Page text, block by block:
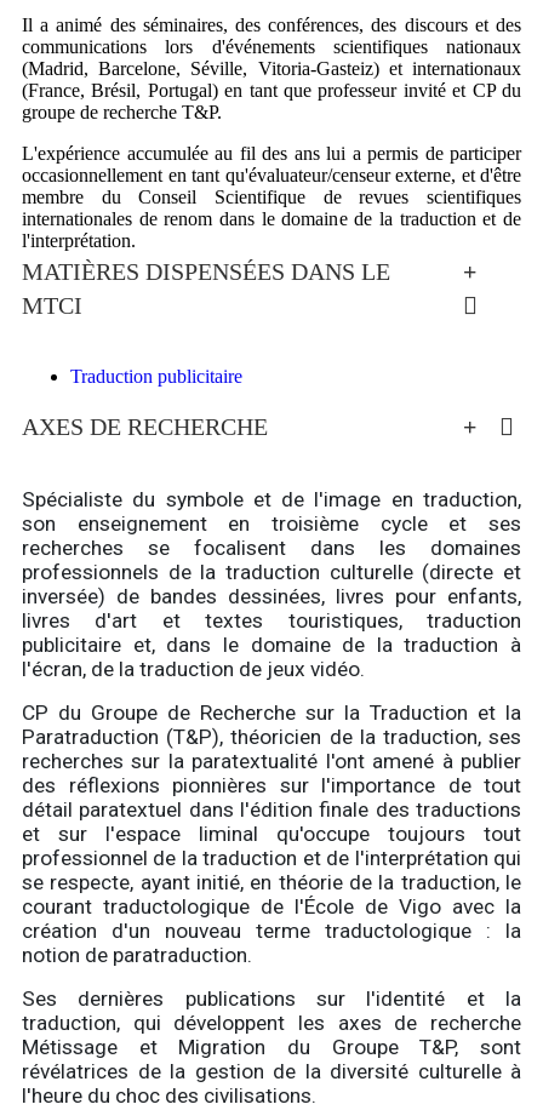
Il a animé des séminaires, des conférences, des discours et des
communications lors d'événements scientifiques nationaux
(Madrid, Barcelone, Séville, Vitoria-Gasteiz) et internationaux
(France, Brésil, Portugal) en tant que professeur invité et CP du
groupe de recherche T&P.
L'expérience accumulée au fil des ans lui a permis de participer
occasionnellement en tant qu'évaluateur/censeur externe, et d'être
membre du Conseil Scientifique de revues scientifiques
internationales de renom dans le domaine de la traduction et de
l'interprétation.
MATIÈRES DISPENSÉES DANS LE
MTCI
Traduction publicitaire
AXES DE RECHERCHE
Spécialiste du symbole et de l'image en traduction,
son enseignement en troisième cycle et ses
recherches se focalisent dans les domaines
professionnels de la traduction culturelle (directe et
inversée) de bandes dessinées, livres pour enfants,
livres d'art et textes touristiques, traduction
publicitaire et, dans le domaine de la traduction à
l'écran, de la traduction de jeux vidéo.
CP du Groupe de Recherche sur la Traduction et la
Paratraduction (T&P), théoricien de la traduction, ses
recherches sur la paratextualité l'ont amené à publier
des réflexions pionnières sur l'importance de tout
détail paratextuel dans l'édition finale des traductions
et sur l'espace liminal qu'occupe toujours tout
professionnel de la traduction et de l'interprétation qui
se respecte, ayant initié, en théorie de la traduction, le
courant traductologique de l'École de Vigo avec la
création d'un nouveau terme traductologique : la
notion de paratraduction.
Ses dernières publications sur l'identité et la
traduction, qui développent les axes de recherche
Métissage et Migration du Groupe T&P, sont
révélatrices de la gestion de la diversité culturelle à
l'heure du choc des civilisations.